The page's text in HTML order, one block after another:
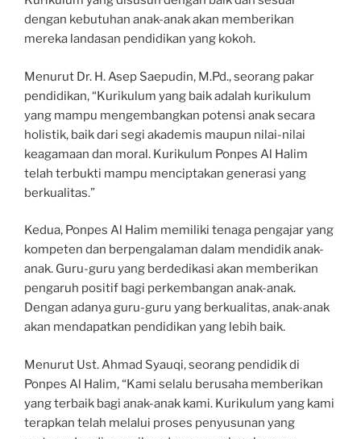
dengan kebutuhan anak-anak akan memberikan
mereka landasan pendidikan yang kokoh.
Menurut Dr. H. Asep Saepudin, M.Pd., seorang pakar
pendidikan, “Kurikulum yang baik adalah kurikulum
yang mampu mengembangkan potensi anak secara
holistik, baik dari segi akademis maupun nilai-nilai
keagamaan dan moral. Kurikulum Ponpes Al Halim
telah terbukti mampu menciptakan generasi yang
berkualitas.”
Kedua, Ponpes Al Halim memiliki tenaga pengajar yang
kompeten dan berpengalaman dalam mendidik anak-
anak. Guru-guru yang berdedikasi akan memberikan
pengaruh positif bagi perkembangan anak-anak.
Dengan adanya guru-guru yang berkualitas, anak-anak
akan mendapatkan pendidikan yang lebih baik.
Menurut Ust. Ahmad Syauqi, seorang pendidik di
Ponpes Al Halim, “Kami selalu berusaha memberikan
yang terbaik bagi anak-anak kami. Kurikulum yang kami
terapkan telah melalui proses penyusunan yang